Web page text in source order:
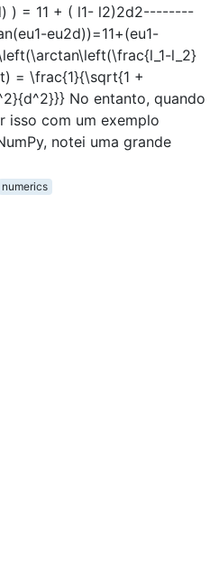
) = 11 + ( l1- l2)2d2--------
eu2d))=11+(eu1-
l_2}
= \frac{1}{\sqrt{1 +
No entanto, quando
isso com um exemplo
notei uma grande
numerics